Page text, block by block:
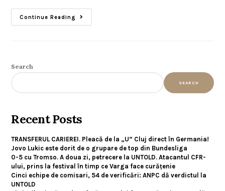
Continue Reading
Search
SEARCH
Recent Posts
TRANSFERUL CARIEREI. Pleacă de la „U” Cluj direct în Germania!
Jovo Lukic este dorit de o grupare de top din Bundesliga
0-5 cu Tromso. A doua zi, petrecere la UNTOLD. Atacantul CFR-
ului, prins la festival în timp ce Varga face curățenie
Cinci echipe de comisari, 54 de verificări: ANPC dă verdictul la
UNTOLD